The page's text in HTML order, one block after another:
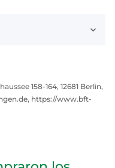
158-164, 12681 Berlin,
https://www.bft-